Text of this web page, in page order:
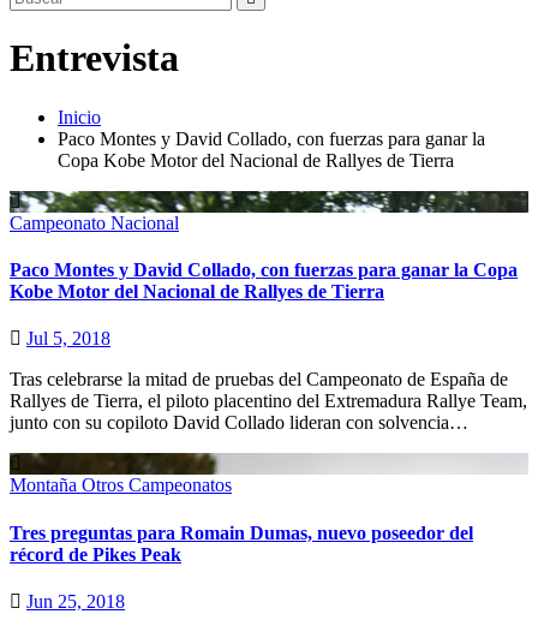
Entrevista
Inicio
Paco Montes y David Collado, con fuerzas para ganar la
Copa Kobe Motor del Nacional de Rallyes de Tierra
Campeonato Nacional
Paco Montes y David Collado, con fuerzas para ganar la Copa
Kobe Motor del Nacional de Rallyes de Tierra
Jul 5, 2018
Tras celebrarse la mitad de pruebas del Campeonato de España de
Rallyes de Tierra, el piloto placentino del Extremadura Rallye Team,
junto con su copiloto David Collado lideran con solvencia…
Montaña Otros Campeonatos
Tres preguntas para Romain Dumas, nuevo poseedor del
récord de Pikes Peak
Jun 25, 2018